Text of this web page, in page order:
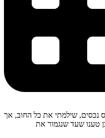
נכסים, שילמתי את כל החוב, אך
טענו שעד שנגמור את